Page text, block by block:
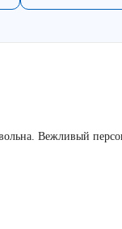
Вежливый